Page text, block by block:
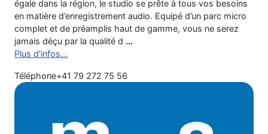
égale dans la région, le studio se prête à tous vos besoins
en matière d’enregistrement audio. Equipé d’un parc micro
complet et de préamplis haut de gamme, vous ne serez
jamais déçu par la qualité d ...
Plus d'infos...
Téléphone+41 79 272 75 56